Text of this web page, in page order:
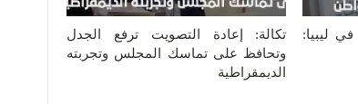
ليبيا:
تكالة: إعادة التصويت ترفع الجدل
وتحافظ على تماسك المجلس وتجربته
الديمقراطية